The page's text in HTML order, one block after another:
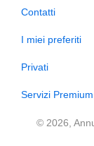
Contatti
I miei preferiti
Privati
Servizi Premium
© 2026,